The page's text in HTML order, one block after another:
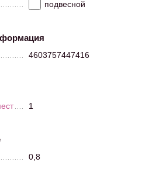
подвесной
4603757447416
1
0,8